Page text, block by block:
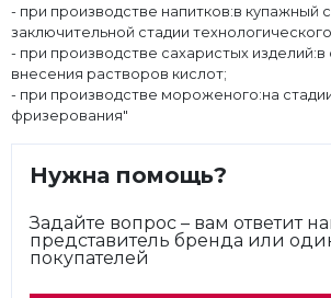
- при производстве напитков:в купажный
заключительной стадии
- при производстве сахаристых
внесения растворов кислот;
- при производстве мороженого:на
фризерования"
Нужна помощь?
Задайте вопрос – вам ответит
представитель бренда или
покупателей